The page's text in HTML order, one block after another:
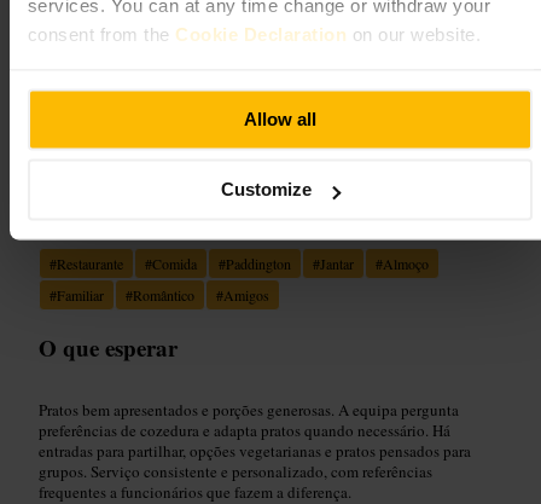
services. You can at any time change or withdraw your
consent from the Cookie Declaration on our website.
Allow all
Customize
Imagem /Havwoods
“Sabores cuidados, serviço que fica na
#Restaurante #Comida #Paddington #Jantar #Almoço
#Familiar #Romântico #Amigos
O que esperar
Pratos bem apresentados e porções generosas. A equipa pergunta
preferências de cozedura e adapta pratos quando necessário. Há
entradas para partilhar, opções vegetarianas e pratos pensados para
grupos. Serviço consistente e personalizado, com referências
frequentes a funcionários que fazem a diferença.